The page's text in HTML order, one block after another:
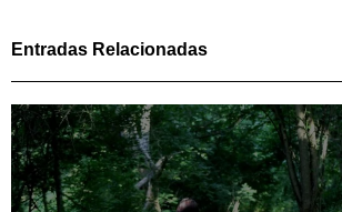
Entradas Relacionadas